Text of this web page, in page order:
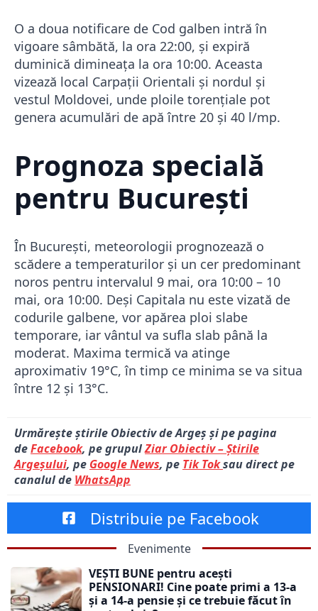
O a doua notificare de Cod galben intră în
vigoare sâmbătă, la ora 22:00, și expiră
duminică dimineața la ora 10:00. Aceasta
vizează local Carpații Orientali și nordul și
vestul Moldovei, unde ploile torențiale pot
genera acumulări de apă între 20 și 40 l/mp.
Prognoza specială
pentru București
În București, meteorologii prognozează o
scădere a temperaturilor și un cer predominant
noros pentru intervalul 9 mai, ora 10:00 – 10
mai, ora 10:00. Deși Capitala nu este vizată de
codurile galbene, vor apărea ploi slabe
temporare, iar vântul va sufla slab până la
moderat. Maxima termică va atinge
aproximativ 19°C, în timp ce minima se va situa
între 12 și 13°C.
Urmărește știrile Obiectiv de Argeș și pe pagina
deFacebook, pe grupulZiar Obiectiv – Știrile
Argeșului, pe Google News, pe Tik Toksau direct pe
canalul de WhatsApp
Distribuie pe Facebook
Evenimente
VEȘTI BUNE pentru acești
PENSIONARI! Cine poate primi a 13-a
și a 14-a pensie și ce trebuie făcut în